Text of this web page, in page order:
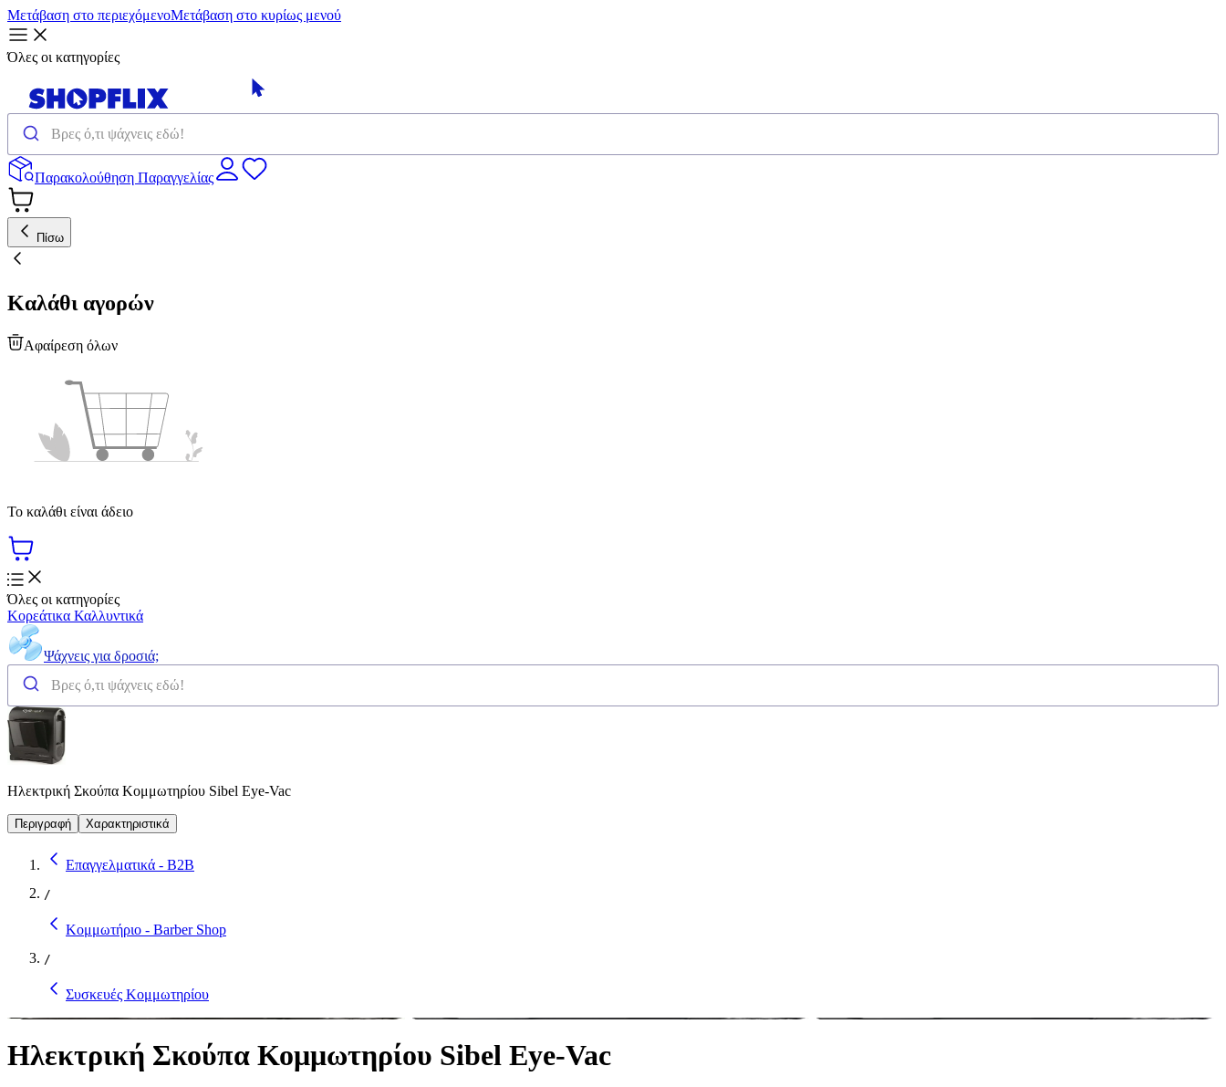
Μετάβαση στο περιεχόμενοΜετάβαση στο κυρίως μενού
Όλες οι κατηγορίες
Παρακολούθηση Παραγγελίας
Πίσω
Καλάθι αγορών
Αφαίρεση όλων
Το καλάθι είναι άδειο
Όλες οι κατηγορίες
Κορεάτικα Καλλυντικά
Ψάχνεις για δροσιά;
Ηλεκτρική Σκούπα Κομμωτηρίου Sibel Eye-Vac
Περιγραφή Χαρακτηριστικά
Επαγγελματικά - B2B
/
Κομμωτήριο - Barber Shop
/
Συσκευές Κομμωτηρίου
Ηλεκτρική Σκούπα Κομμωτηρίου Sibel Eye-Vac